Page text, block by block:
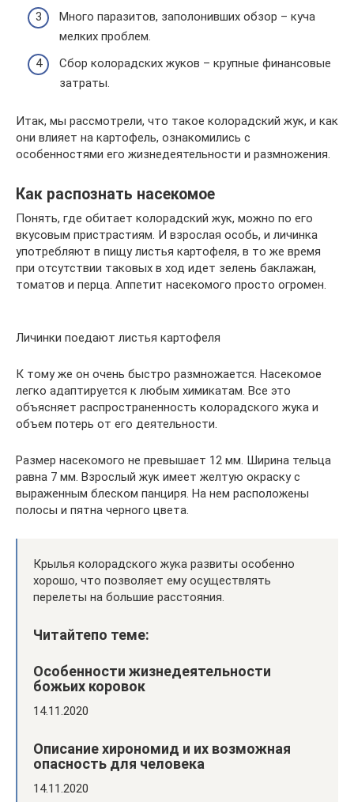
Много паразитов, заполонивших обзор – куча
мелких проблем.
Сбор колорадских жуков – крупные финансовые
затраты.
Итак, мы рассмотрели, что такое колорадский жук, и как
они влияет на картофель, ознакомились с
особенностями его жизнедеятельности и размножения.
Как распознать насекомое
Понять, где обитает колорадский жук, можно по его
вкусовым пристрастиям. И взрослая особь, и личинка
употребляют в пищу листья картофеля, в то же время
при отсутствии таковых в ход идет зелень баклажан,
томатов и перца. Аппетит насекомого просто огромен.
Личинки поедают листья картофеля
К тому же он очень быстро размножается. Насекомое
легко адаптируется к любым химикатам. Все это
объясняет распространенность колорадского жука и
объем потерь от его деятельности.
Размер насекомого не превышает 12 мм. Ширина тельца
равна 7 мм. Взрослый жук имеет желтую окраску с
выраженным блеском панциря. На нем расположены
полосы и пятна черного цвета.
Крылья колорадского жука развиты особенно
хорошо, что позволяет ему осуществлять
перелеты на большие расстояния.
Читайтепо теме:
Особенности жизнедеятельности
божьих коровок
14.11.2020
Описание хирономид и их возможная
опасность для человека
14.11.2020